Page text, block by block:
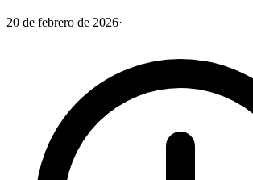
20 de febrero de 2026·